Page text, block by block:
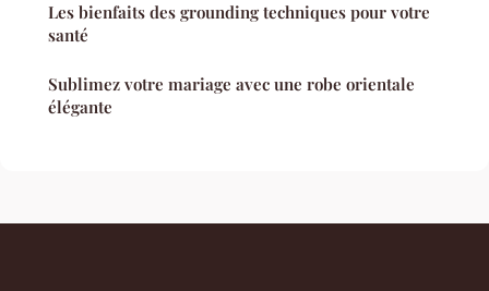
Les bienfaits des grounding techniques pour votre
santé
Sublimez votre mariage avec une robe orientale
élégante